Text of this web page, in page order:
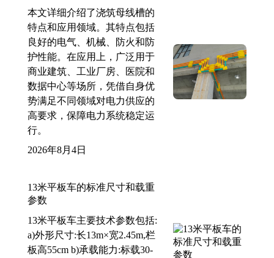
本文详细介绍了浇筑母线槽的
特点和应用领域。其特点包括
良好的电气、机械、防火和防
护性能。在应用上，广泛用于
商业建筑、工业厂房、医院和
数据中心等场所，凭借自身优
势满足不同领域对电力供应的
高要求，保障电力系统稳定运
行。
2026年8月4日
13米平板车的标准尺寸和载重
参数
13米平板车主要技术参数包括:
a)外形尺寸:长13m×宽2.45m,栏
板高55cm b)承载能力:标载30-